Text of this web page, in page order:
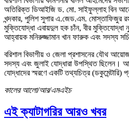
অতিরিক্ত ডিআইজি ড. মো. সাইফুল্লাহ বিন
খন্দকার, পুলিশ সুপার এ.জেড.এম. মোস্তাফিজুর
মুক্তিযোদ্ধা এবায়দুল হক চাঁন, বীর
আহ্বায়ক মনিরুজ্জামান খান ফারুক এবং সদস্য
বরিশাল বিভাগীয় ও জেলা প্রশাসনের যৌথ
সদস্য এবং জুলাই যোদ্ধারা উপস্থিত ছিলেন।
যোদ্ধাদের স্মরণে একটি তথ্যচিত্র (ডকুমেন্টারি)
কালের আলো/আর/এমএইচ
এই ক্যাটাগরির আরও খবর